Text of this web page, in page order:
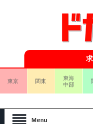
東京 関東
東海
中部
Menu